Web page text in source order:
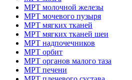
МРТ молочной железы
МРТ мочевого пузыря
МРТ мягких тканей
МРТ мягких тканей шеи
МРТ надпочечников
МРТ орбит
МРТ органов малого таза
МРТ печени